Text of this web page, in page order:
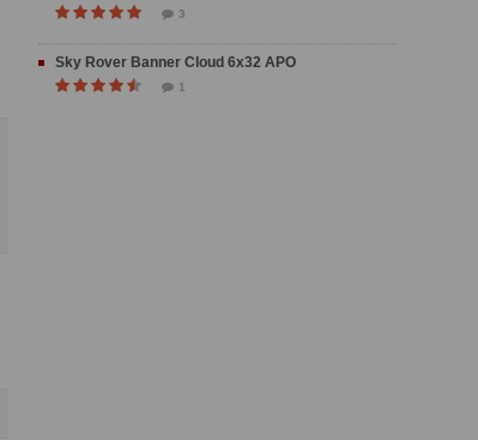
3
Sky Rover Banner Cloud 6x32 APO
1